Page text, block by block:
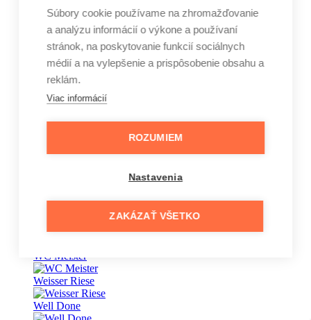
Súbory cookie používame na zhromažďovanie
a analýzu informácií o výkone a používaní
stránok, na poskytovanie funkcií sociálnych
médií a na vylepšenie a prispôsobenie obsahu a
reklám.
Viac informácií
ROZUMIEM
Nastavenia
ZAKÁZAŤ VŠETKO
Vape
Veet
Vernel
Wansou
wave
WC Meister
Weisser Riese
Well Done